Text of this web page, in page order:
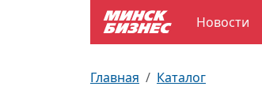
Новости
Главная Каталог